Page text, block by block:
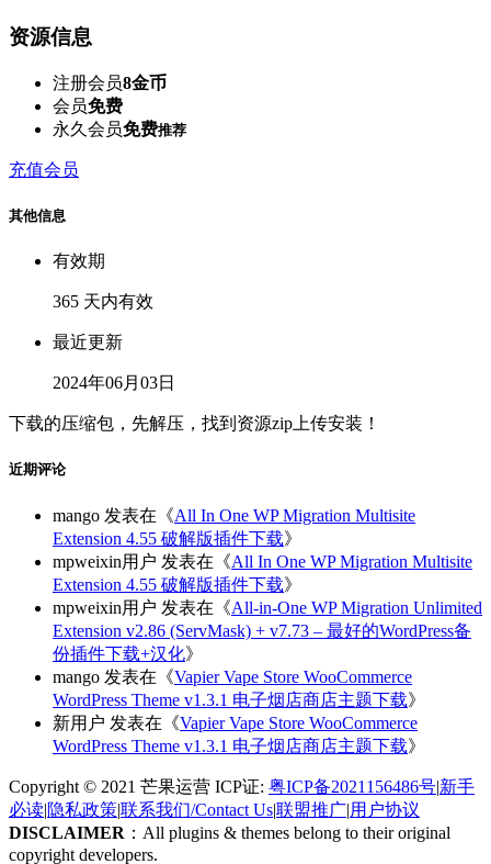
资源信息
注册会员8金币
会员免费
永久会员免费推荐
充值会员
其他信息
有效期
365 天内有效
最近更新
2024年06月03日
下载的压缩包，先解压，找到资源zip上传安装！
近期评论
mango 发表在《All In One WP Migration Multisite
Extension 4.55 破解版插件下载》
mpweixin用户 发表在《All In One WP Migration Multisite
Extension 4.55 破解版插件下载》
mpweixin用户 发表在《All-in-One WP Migration Unlimited
Extension v2.86 (ServMask) + v7.73 – 最好的WordPress备
份插件下载+汉化》
mango 发表在《Vapier Vape Store WooCommerce
WordPress Theme v1.3.1 电子烟店商店主题下载》
新用户 发表在《Vapier Vape Store WooCommerce
WordPress Theme v1.3.1 电子烟店商店主题下载》
Copyright © 2021 芒果运营 ICP证: 粤ICP备2021156486号|新手
必读|隐私政策|联系我们/Contact Us|联盟推广|用户协议
DISCLAIMER ：All plugins & themes belong to their original
copyright developers.